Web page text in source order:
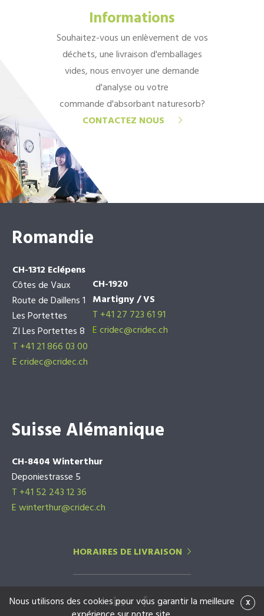
Informations
Souhaitez-vous un enlèvement de vos
déchets, une livraison d'emballages
vides, nous envoyer une demande
d'analyse ou votre
commande d'absorbant naturesorb?
CONTACTEZ NOUS
Romandie
CH-1312 Eclépens
Côtes de Vaux
Route de Daillens 1
Les Portettes
ZI Les Portettes 8
T +41 21 866 03 00
Ecridec@cridec.ch
CH-1920
Martigny / VS
T +41 27 723 61 91
Ecridec@cridec.ch
Suisse Alémanique
CH-8404 Winterthur
Deponiestrasse 5
T +41 52 243 12 36
E winterthur@cridec.ch
HORAIRES DE LIVRAISON
x
Nous utilisons des cookies pour vous garantir la meilleure